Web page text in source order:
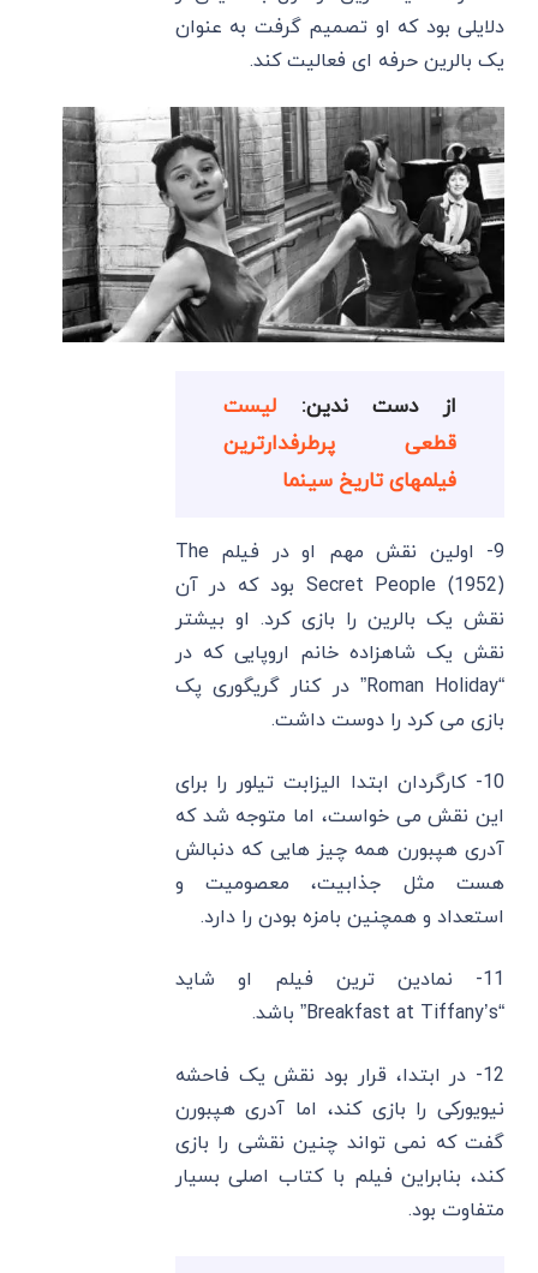
دلایلی بود که او تصمیم گرفت به عنوان
یک بالرین حرفه ‌ای فعالیت کند.
از دست ندین:لیست
قطعی پرطرفدارترین
فیلمهای تاریخ سینما
9- اولین نقش مهم او در فیلم The
Secret People (1952) بود که در آن
نقش یک بالرین را بازی کرد. او بیشتر
نقش یک شاهزاده خانم اروپایی که در
“Roman Holiday” در کنار گریگوری پک
بازی می ‌کرد را دوست داشت.
10- کارگردان ابتدا الیزابت تیلور را برای
این نقش می‌ خواست، اما متوجه شد که
آدری هپبورن همه چیز هایی که دنبالش
هست مثل جذابیت، معصومیت و
استعداد و همچنین بامزه بودن را دارد.
11- نمادین ‌ترین فیلم او شاید
“Breakfast at Tiffany’s” باشد.
12- در ابتدا، قرار بود نقش یک فاحشه
نیویورکی را بازی کند، اما آدری هپبورن
گفت که نمی ‌تواند چنین نقشی را بازی
کند، بنابراین فیلم با کتاب اصلی بسیار
متفاوت بود.